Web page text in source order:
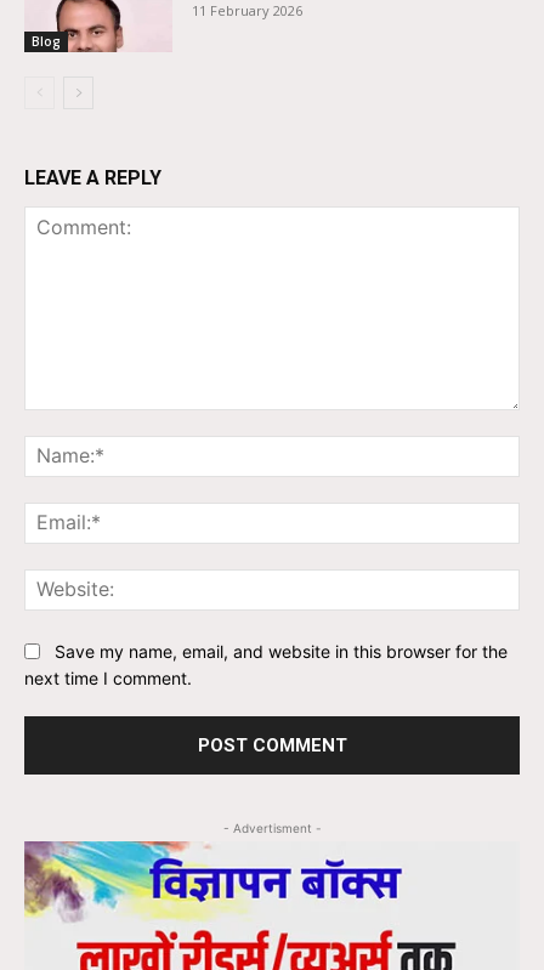
Blog
11 February 2026
LEAVE A REPLY
Save my name, email, and website in this browser for the
next time I comment.
- Advertisment -